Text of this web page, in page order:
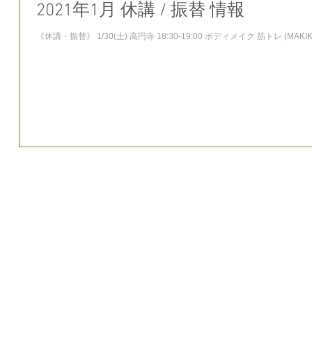
2021年1月 休講 / 振替 情報
《休講・振替》 1/30(土) 高円寺 18:30-19:00 ボディメイク 筋トレ